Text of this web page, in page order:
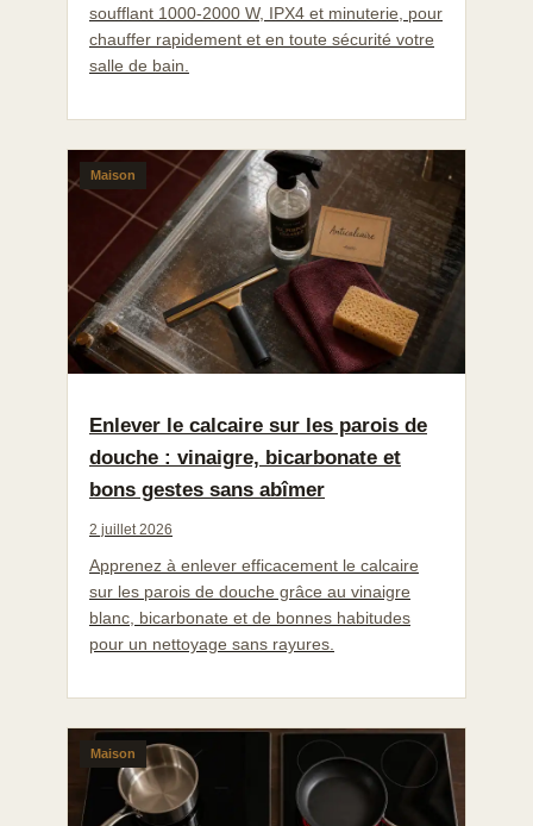
soufflant 1000-2000 W, IPX4 et minuterie, pour
chauffer rapidement et en toute sécurité votre
salle de bain.
Maison
Enlever le calcaire sur les parois de
douche : vinaigre, bicarbonate et
bons gestes sans abîmer
2 juillet 2026
Apprenez à enlever efficacement le calcaire
sur les parois de douche grâce au vinaigre
blanc, bicarbonate et de bonnes habitudes
pour un nettoyage sans rayures.
Maison